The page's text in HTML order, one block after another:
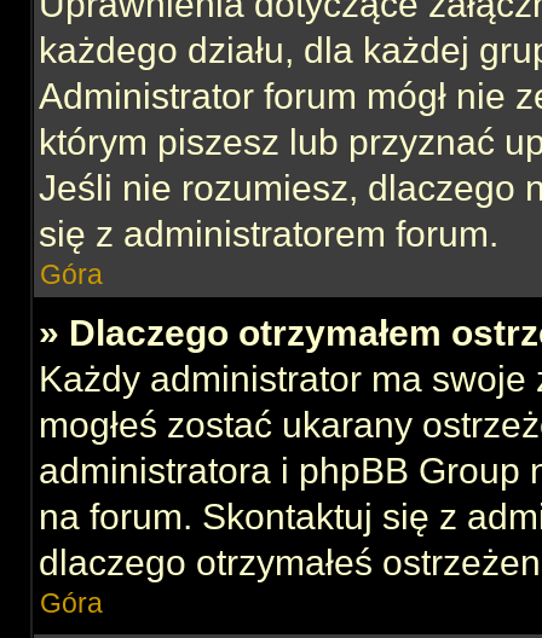
każdego działu, dla każdej
Administrator forum mógł nie
którym piszesz lub przyznać
Jeśli nie rozumiesz, dlaczego
się z administratorem forum.
Góra
» Dlaczego otrzymałem
Każdy administrator ma swoje
mogłeś zostać ukarany
administratora i phpBB Group
na forum. Skontaktuj się z
dlaczego otrzymałeś
Góra